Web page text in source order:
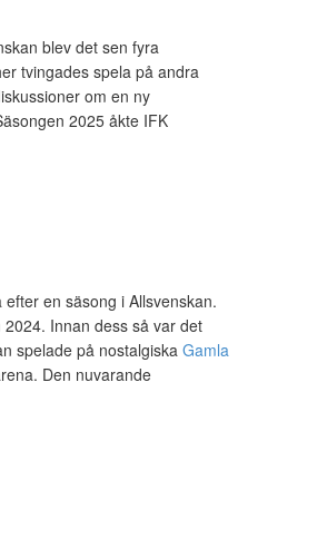
blev det sen fyra
tvingades spela på andra
om en ny
2025 åkte IFK
en säsong i Allsvenskan.
Innan dess så var det
spelade på nostalgiskaGamla
Den nuvarande